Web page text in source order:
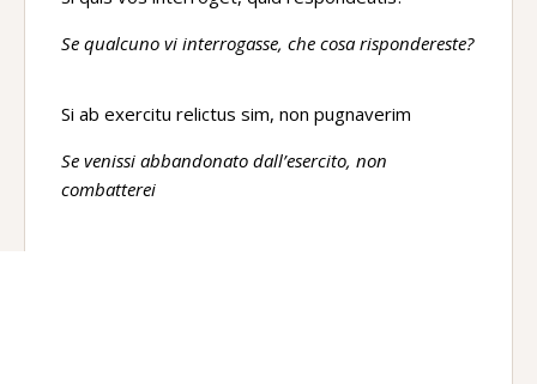
Se qualcuno vi interrogasse, che cosa rispondereste?
Si ab exercitu relictus sim, non pugnaverim
Se venissi abbandonato dall’esercito, non
combatterei